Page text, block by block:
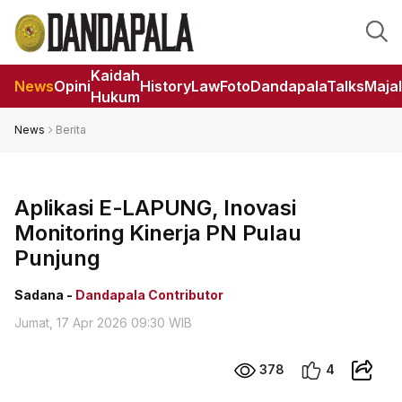
NewsOpini
Kaidah
Hukum
HistoryLawFotoDandapalaTalks
News Berita
Aplikasi E-LAPUNG, Inovasi
Monitoring Kinerja PN Pulau
Punjung
Sadana - Dandapala Contributor
Jumat, 17 Apr 2026 09:30 WIB
378 4